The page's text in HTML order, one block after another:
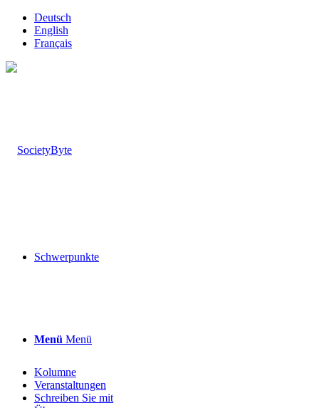
Deutsch
English
Français
Menü Menü
Schwerpunkte
Kolumne
Veranstaltungen
Schreiben Sie mit